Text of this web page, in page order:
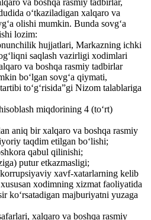
va boshqa rasmiy tadbirlar,
o‘tkaziladigan xalqaro va
olishi mumkin. Bunda sovg‘a
lozim:
hujjatlari, Markazning ichki
saqlash vazirligi xodimlari
va boshqa rasmiy tadbirlar
bo‘lgan sovg‘a qiymati,
to‘g‘risida”gi Nizom talablariga
miqdorining 4 (to‘rt)
aniq bir xalqaro va boshqa rasmiy
taqdim etilgan bo‘lishi;
qabul qilinishi;
putur еtkazmasligi;
xavf-xatarlarning kelib
xodimning xizmat faoliyatida
ko‘rsatadigan majburiyatni yuzaga
xalqaro va boshqa rasmiy